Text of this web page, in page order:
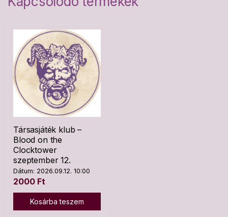
Társasjáték klub –
Blood on the
Clocktower
szeptember 12.
Dátum: 2026.09.12. 10:00
2000 Ft
Kosárba teszem